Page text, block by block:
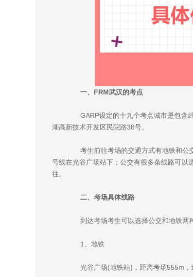
一、FRM武汉的考点
GARP设定的十九个考点城市是包含武
湖高新技术开发区民院路38号。
考生前往考场的交通方式有地铁和公
号线在光谷广场站下；公交有很多条线路可以
往。
二、考场具体线路
到达考场考生可以选择公交和地铁两
1、地铁
光谷广场(地铁站)，距离考场555m，